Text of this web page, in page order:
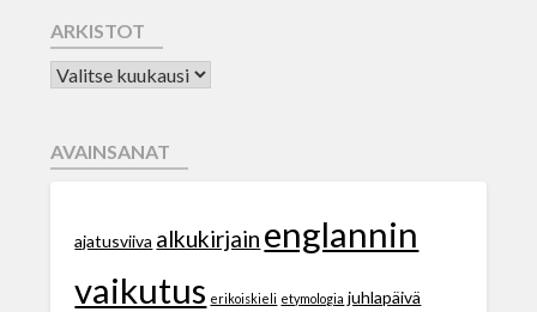
ARKISTOT
AVAINSANAT
ajatusviiva alkukirjain englannin
vaikutus erikoiskieli etymologia juhlapäivä